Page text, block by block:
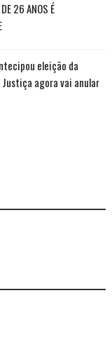
26 ANOS É
eleição da
agora vai anular